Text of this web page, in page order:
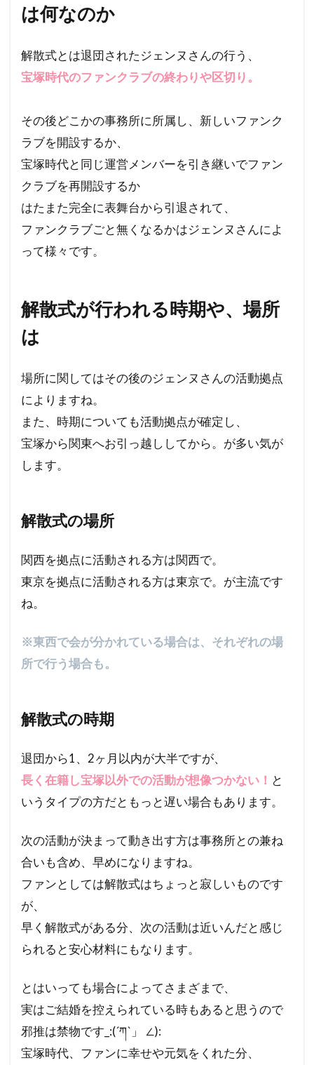
は何なのか
解散式とは退団されたジェンヌさんの行う、
宝塚時代のファンクラブの終わりや区切り。
その後どこかの事務所に所属し、新しいファンク
ラブを開設するか、
宝塚時代と同じ運営メンバーを引き継いでファン
クラブを再開設するか
はたまた完全に表舞台から引退されて、
ファンクラブごと無くなるかはジェンヌさんによ
って様々です。
解散式が行われる時期や、場所
は
場所に関してはその後のジェンヌさんの活動拠点
によりますね。
また、時期についても活動拠点が確定し、
宝塚から関東へお引っ越ししてから。が多い気が
します。
解散式の場所
関西を拠点に活動される方は関西で。
東京を拠点に活動される方は東京で。が主流です
ね。
※東西で会が分かれている場合は、それぞれの場
所で行う場合も。
解散式の時期
退団から1、2ヶ月以内が大半ですが、
長く在籍し宝塚以外での活動が想像つかない！ と
いうタイプの方だともっと遅い場合もあります。
次の活動が決まって動き出す方は事務所との兼ね
合いも含め、早めになりますね。
ファンとしては解散式はちょっと寂しいものです
が、
早く解散式がある分、次の活動は近いんだと感じ
られると安心材料にもなります。
とはいっても場合によってさまざまで、
実はご結婚を控えられている時もあると思うので
邪推は禁物です_:(´ཀ`」 ∠):
宝塚時代、ファンに幸せや元気をくれた分、